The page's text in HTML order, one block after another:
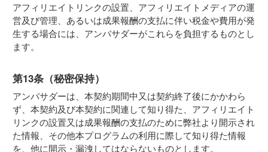
アフィリエイトリンクの設置、アフィリエイトメディアの運
営及び管理、あるいは成果報酬の支払に伴い税金や費用が発
生する場合には、アンバサダーがこれらを負担するものとし
ます。
第13条（秘密保持）
アンバサダーは、本契約期間中又は契約終了後にかかわら
ず、本契約及び本契約に関連して知り得た、アフィリエイト
リンクの設置又は成果報酬の支払のために弊社より開示され
た情報、その他本プログラムの利用に際して知り得た情報
を、他に開示・漏洩してはならないものとします。